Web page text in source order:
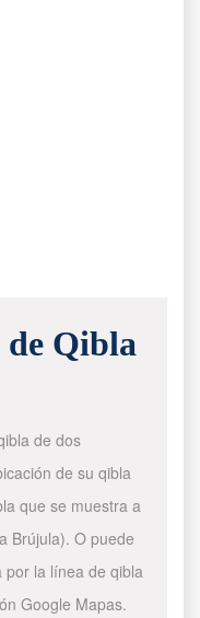
Qibla
de dos
de su qibla
que se muestra a
Brújula). O puede
por la línea de qibla
Google Mapas.